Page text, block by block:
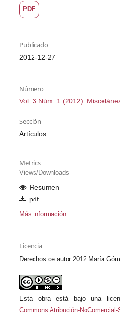
PDF
Publicado
2012-12-27
Número
Vol. 3 Núm. 1 (2012):
Sección
Artículos
Metrics
Views/Downloads
Resumen
pdf
Más información
Licencia
Derechos de autor 2012 María
Esta obra está bajo una
Commons Atribución-